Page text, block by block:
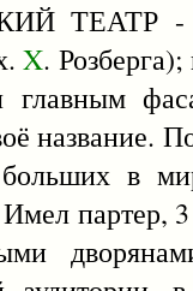
ТЕАТР -
X.
главным
название.
в
Имел партер,